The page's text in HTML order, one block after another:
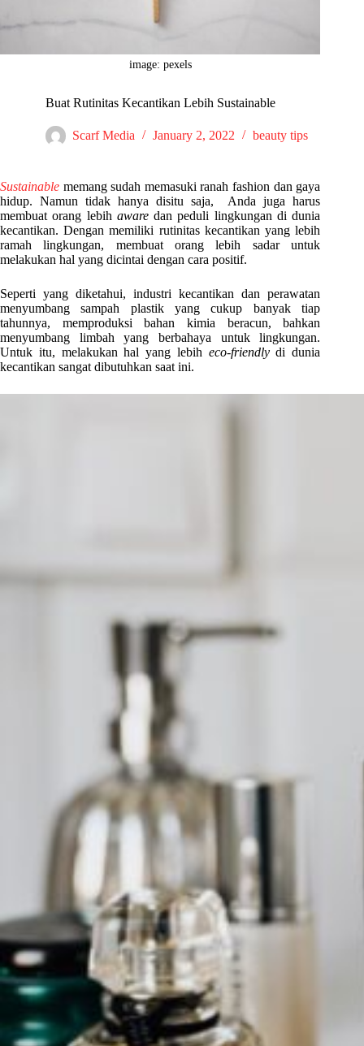
image: pexels
Buat Rutinitas Kecantikan Lebih Sustainable
Scarf Media January 2, 2022 beauty tips
Sustainable memang sudah memasuki ranah fashion dan gaya
hidup. Namun tidak hanya disitu saja, Anda juga harus
membuat orang lebih awaredan peduli lingkungan di dunia
kecantikan. Dengan memiliki rutinitas kecantikan yang lebih
ramah lingkungan, membuat orang lebih sadar untuk
melakukan hal yang dicintai dengan cara positif.
Seperti yang diketahui, industri kecantikan dan perawatan
menyumbang sampah plastik yang cukup banyak tiap
tahunnya, memproduksi bahan kimia beracun, bahkan
menyumbang limbah yang berbahaya untuk lingkungan.
Untuk itu, melakukan hal yang lebih eco-friendlydi dunia
kecantikan sangat dibutuhkan saat ini.